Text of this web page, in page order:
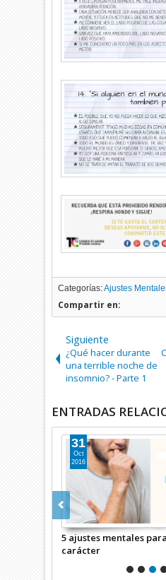
Categorías:Ajustes
Compartir en:
Siguiente
¿Qué hacer durante
una terrible noche de
insomnio? - Parte 1
ENTRADAS
5 ajustes mentales
carácter
31
Oct
2016